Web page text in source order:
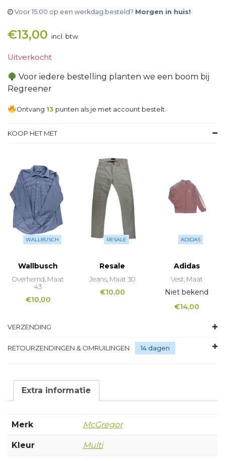
Voor 15:00 op een werkdag besteld? Morgen in huis!
€13,00 incl. btw
Uitverkocht
Voor iedere bestelling planten we een boom bij
Regreener
Ontvang 13 punten als je met account bestelt.
KOOP HET MET
WALLBUSCH
Wallbusch
Overhemd, Maat
43
€10,00
RESALE
Resale
Jeans, Maat 30
€10,00
ADIDAS
Adidas
Vest, Maat
Niet bekend
€14,00
VERZENDING
RETOURZENDINGEN & OMRUILINGEN 14 dagen
Extra informatie
Merk McGregor
Kleur Multi